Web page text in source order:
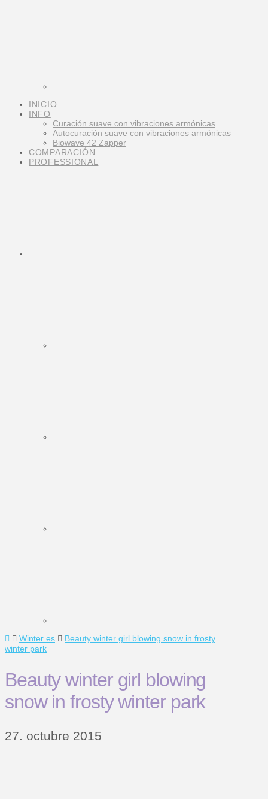
INICIO
INFO
Curación suave con vibraciones armónicas
Autocuración suave con vibraciones armónicas
Biowave 42 Zapper
COMPARACIÓN
PROFESSIONAL
Home
Winter es
Beauty winter girl blowing snow in frosty
winter park
Beauty winter girl blowing
snow in frosty winter park
27. octubre 2015